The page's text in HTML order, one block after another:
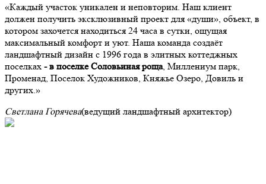
Каждый участок уникален и неповторим. Наш клиент
должен получить эксклюзивный проект для «души», объект, в
котором захочется находиться 24 часа в сутки, ощущая
максимальный комфорт и уют. Наша команда создаёт
ландшафтный дизайн с 1996 года в элитных коттеджных
поселках - в поселке Соловьиная роща, Миллениум парк,
Променад, Поселок Художников, Княжье Озеро, Довиль и
других.
Светлана Горячева(ведущий ландшафтный архитектор)